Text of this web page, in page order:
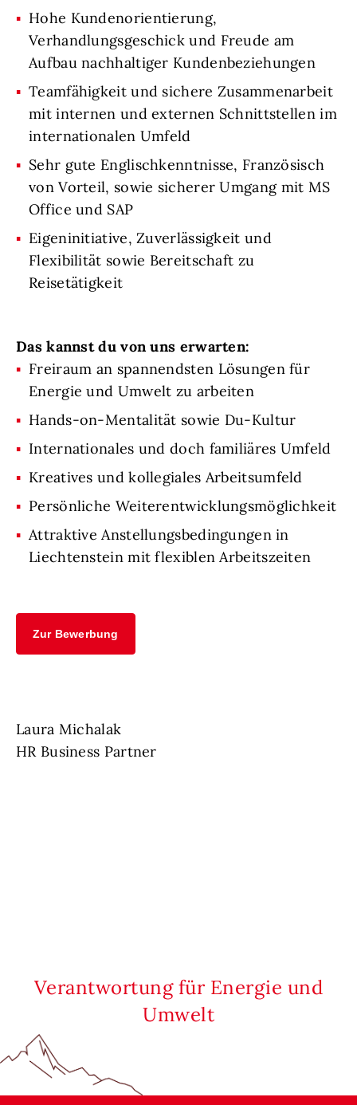
Hohe Kundenorientierung,
Verhandlungsgeschick und Freude am
Aufbau nachhaltiger Kundenbeziehungen
Teamfähigkeit und sichere Zusammenarbeit
mit internen und externen Schnittstellen im
internationalen Umfeld
Sehr gute Englischkenntnisse, Französisch
von Vorteil, sowie sicherer Umgang mit MS
Office und SAP
Eigeninitiative, Zuverlässigkeit und
Flexibilität sowie Bereitschaft zu
Reisetätigkeit
Das kannst du von uns erwarten:
Freiraum an spannendsten Lösungen für
Energie und Umwelt zu arbeiten
Hands-on-Mentalität sowie Du-Kultur
Internationales und doch familiäres Umfeld
Kreatives und kollegiales Arbeitsumfeld
Persönliche Weiterentwicklungsmöglichkeit
Attraktive Anstellungsbedingungen in
Liechtenstein mit flexiblen Arbeitszeiten
Zur Bewerbung
Laura Michalak
HR Business Partner
Verantwortung für Energie und
Umwelt